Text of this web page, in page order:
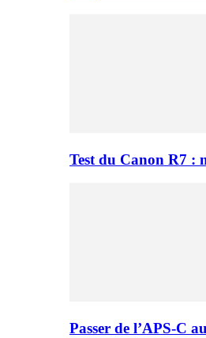
Test du Canon R7 :
Passer de l’APS-C